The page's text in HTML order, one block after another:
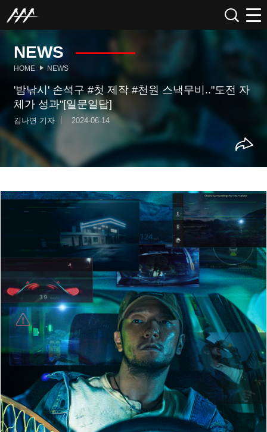
NEWS
HOME NEWS
'밤낚시' 손석구 #첫 제작 #천원 스낵무비.."도전 자
체가 성과"[일문일답]
김나연 기자 2024-06-14